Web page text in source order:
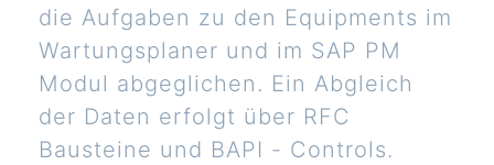
die Aufgaben zu den Equipments im
Wartungsplaner und im SAP PM
Modul abgeglichen. Ein Abgleich
der Daten erfolgt über RFC
Bausteine und BAPI - Controls.